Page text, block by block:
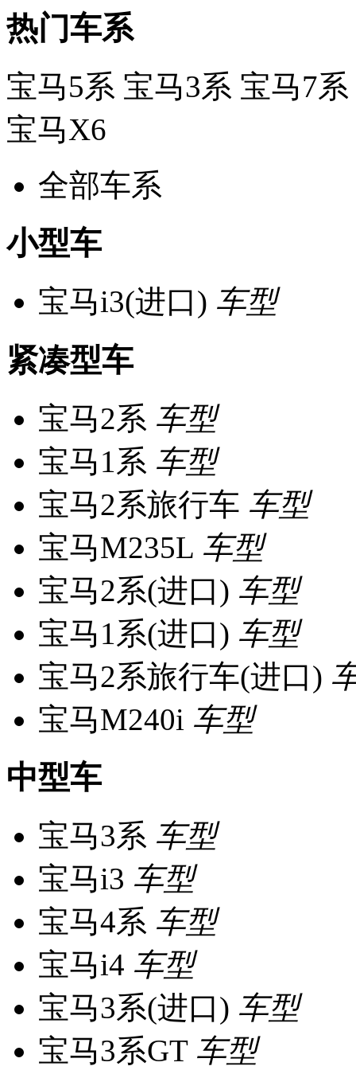
热门车系
宝马5系 宝马3系 宝马7系
宝马X6
全部车系
小型车
宝马i3(进口) 车型
紧凑型车
宝马2系 车型
宝马1系 车型
宝马2系旅行车 车型
宝马M235L 车型
宝马2系(进口) 车型
宝马1系(进口) 车型
宝马2系旅行车(进口)
宝马M240i 车型
中型车
宝马3系 车型
宝马i3 车型
宝马4系 车型
宝马i4 车型
宝马3系(进口) 车型
宝马3系GT 车型